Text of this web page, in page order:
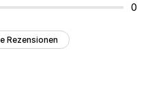
0
Rezensionen